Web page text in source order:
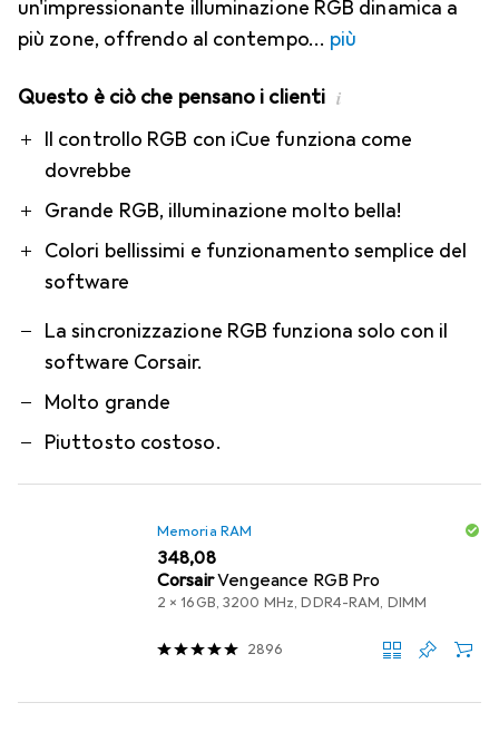
un'impressionante illuminazione RGB dinamica a
più zone, offrendo al contempo
più
Questo è ciò che pensano i clienti i
ProIl controllo RGB con iCue funziona come
dovrebbe
Grande RGB, illuminazione molto bella!
Colori bellissimi e funzionamento semplice del
software
Contro
La sincronizzazione RGB funziona solo con il
software Corsair.
Molto grande
Piuttosto costoso.
Memoria RAM
EUR
348,08
CorsairVengeance RGB Pro
2 x 16GB, 3200 MHz, DDR4-RAM, DIMM
2896